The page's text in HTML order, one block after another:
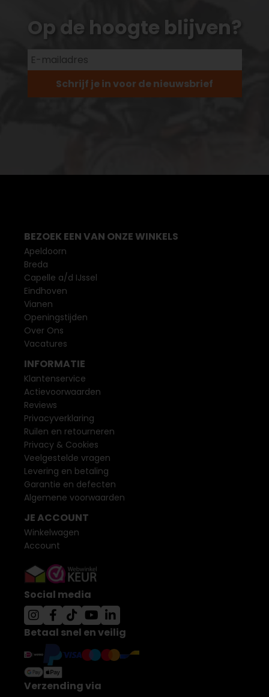
Op de hoogte blijven?
Schrijf je in voor de nieuwsbrief
BEZOEK EEN VAN ONZE WINKELS
Apeldoorn
Breda
Capelle a/d IJssel
Eindhoven
Vianen
Openingstijden
Over Ons
Vacatures
INFORMATIE
Klantenservice
Actievoorwaarden
Reviews
Privacyverklaring
Ruilen en retourneren
Privacy & Cookies
Veelgestelde vragen
Levering en betaling
Garantie en defecten
Algemene voorwaarden
JE ACCOUNT
Winkelwagen
Account
Social media
Betaal snel en veilig
Verzending via